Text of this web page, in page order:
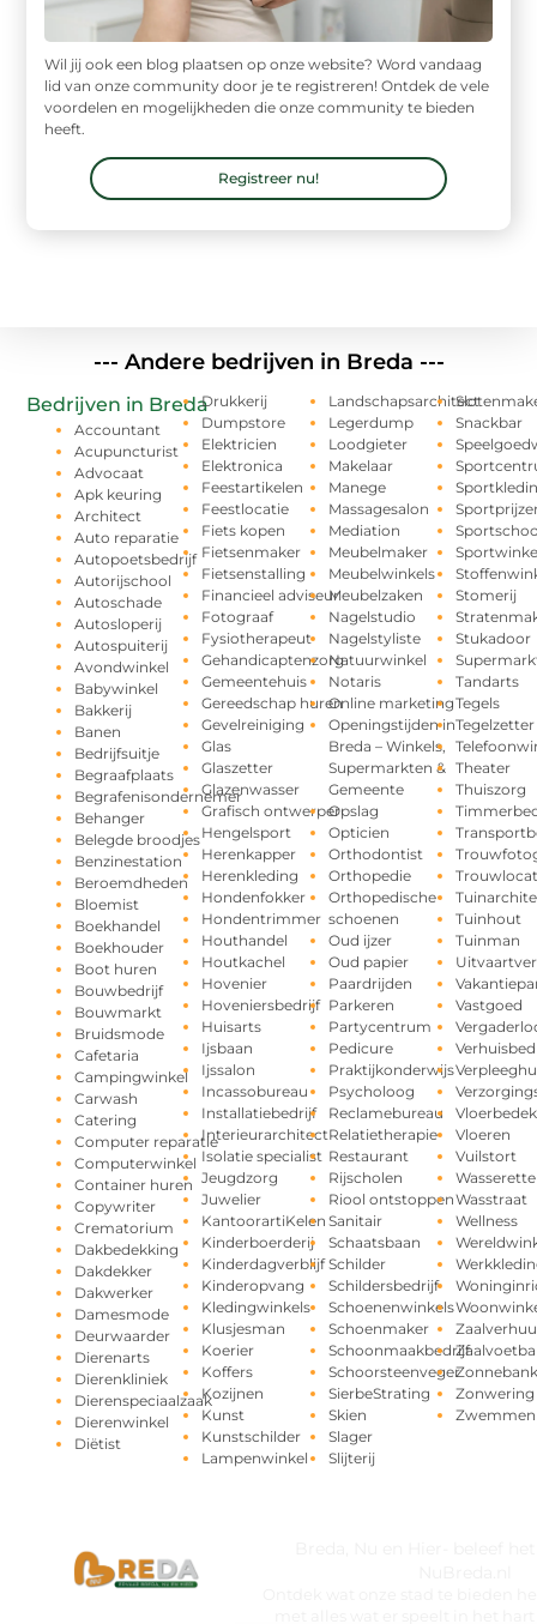
Wil jij ook een blog plaatsen op onze website? Word vandaag
lid van onze community door je te registreren! Ontdek de vele
voordelen en mogelijkheden die onze community te bieden
heeft.
Registreer nu!
--- Andere bedrijven in Breda ---
Bedrijven in Breda
Accountant
Acupuncturist
Advocaat
Apk keuring
Architect
Auto reparatie
Autopoetsbedrijf
Autorijschool
Autoschade
Autosloperij
Autospuiterij
Avondwinkel
Babywinkel
Bakkerij
Banen
Bedrijfsuitje
Begraafplaats
Begrafenisondernemer
Behanger
Belegde broodjes
Benzinestation
Beroemdheden
Bloemist
Boekhandel
Boekhouder
Boot huren
Bouwbedrijf
Bouwmarkt
Bruidsmode
Cafetaria
Campingwinkel
Carwash
Catering
Computer reparatie
Computerwinkel
Container huren
Copywriter
Crematorium
Dakbedekking
Dakdekker
Dakwerker
Damesmode
Deurwaarder
Dierenarts
Dierenkliniek
Dierenspeciaalzaak
Dierenwinkel
Diëtist
Drukkerij
Dumpstore
Elektricien
Elektronica
Feestartikelen
Feestlocatie
Fiets kopen
Fietsenmaker
Fietsenstalling
Financieel adviseur
Fotograaf
Fysiotherapeut
Gehandicaptenzorg
Gemeentehuis
Gereedschap huren
Gevelreiniging
Glas
Glaszetter
Glazenwasser
Grafisch ontwerper
Hengelsport
Herenkapper
Herenkleding
Hondenfokker
Hondentrimmer
Houthandel
Houtkachel
Hovenier
Hoveniersbedrijf
Huisarts
Ijsbaan
Ijssalon
Incassobureau
Installatiebedrijf
Interieurarchitect
Isolatie specialist
Jeugdzorg
Juwelier
KantoorartiKelen
Kinderboerderij
Kinderdagverblijf
Kinderopvang
Kledingwinkels
Klusjesman
Koerier
Koffers
Kozijnen
Kunst
Kunstschilder
Lampenwinkel
Landschapsarchitect
Legerdump
Loodgieter
Makelaar
Manege
Massagesalon
Mediation
Meubelmaker
Meubelwinkels
Meubelzaken
Nagelstudio
Nagelstyliste
Natuurwinkel
Notaris
Online marketing
Openingstijden in
Breda – Winkels,
Supermarkten &
Gemeente
Opslag
Opticien
Orthodontist
Orthopedie
Orthopedische
schoenen
Oud ijzer
Oud papier
Paardrijden
Parkeren
Partycentrum
Pedicure
Praktijkonderwijs
Psycholoog
Reclamebureau
Relatietherapie
Restaurant
Rijscholen
Riool ontstoppen
Sanitair
Schaatsbaan
Schilder
Schildersbedrijf
Schoenenwinkels
Schoenmaker
Schoonmaakbedrijf
Schoorsteenveger
SierbeStrating
Skien
Slager
Slijterij
Snackbar
Stomerij
Stukadoor
Tandarts
Tegels
Tegelzetter
Theater
Thuiszorg
Tuinhout
Tuinman
Vastgoed
Vloeren
Vuilstort
Wasserette
Wasstraat
Wellness
Zonnebank
Zonwering
Zwemmen